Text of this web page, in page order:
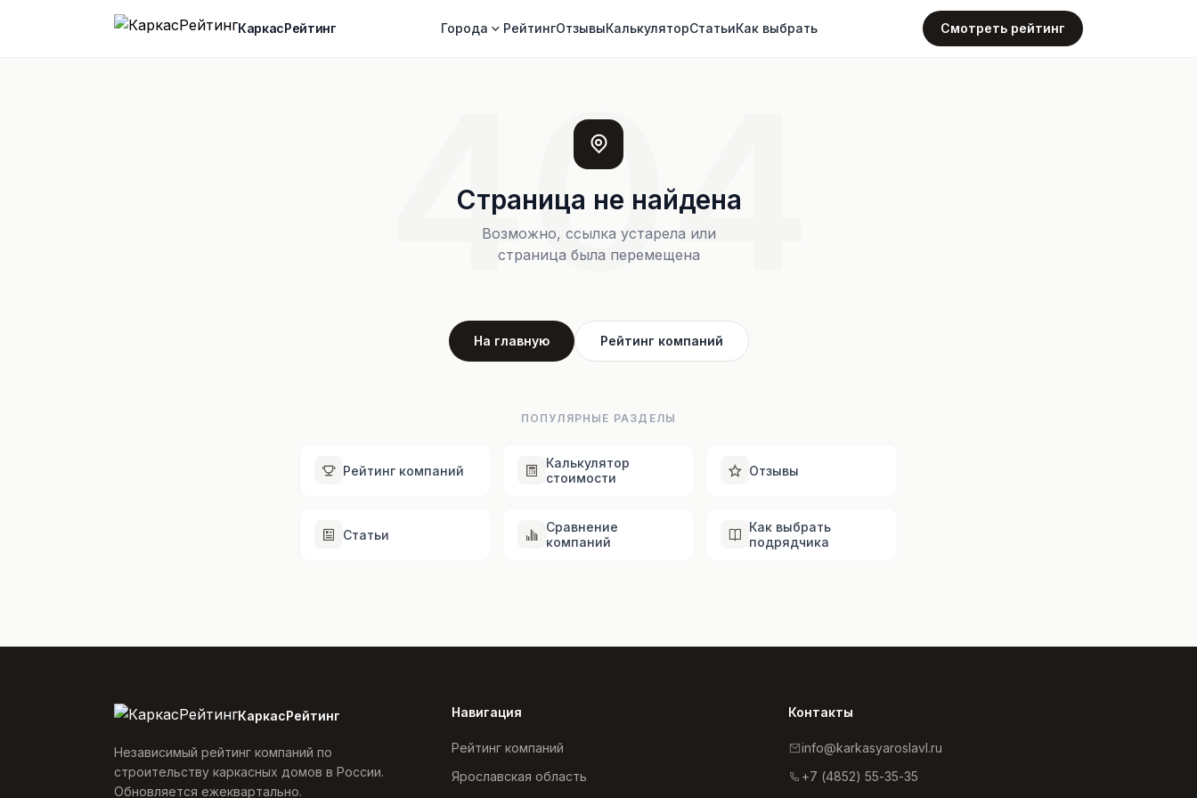
КаркасРейтинг Города РейтингОтзывыКалькуляторСтатьиКак выбрать Смотреть рейтинг
404
Страница не найдена
Возможно, ссылка устарела или
страница была перемещена
На главную Рейтинг компаний
ПОПУЛЯРНЫЕ РАЗДЕЛЫ
Рейтинг компаний
Калькулятор
стоимости
Отзывы
Статьи
Сравнение
компаний
Как выбрать
подрядчика
КаркасРейтинг
Независимый рейтинг компаний по
строительству каркасных домов в России.
Обновляется ежеквартально.
Навигация
Рейтинг компаний
Ярославская область
Контакты
info@karkasyaroslavl.ru
+7 (4852) 55-35-35